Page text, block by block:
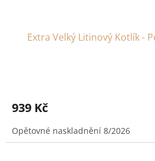
Extra Velký Litinový Kotlík -
939 Kč
Opětovné naskladnění 8/2026